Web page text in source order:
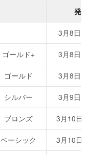
発
3月8日(
ゴールド+ 3月8日(
ゴールド 3月8日(
シルバー 3月9日(
ブロンズ 3月10日(
ベーシック 3月10日(